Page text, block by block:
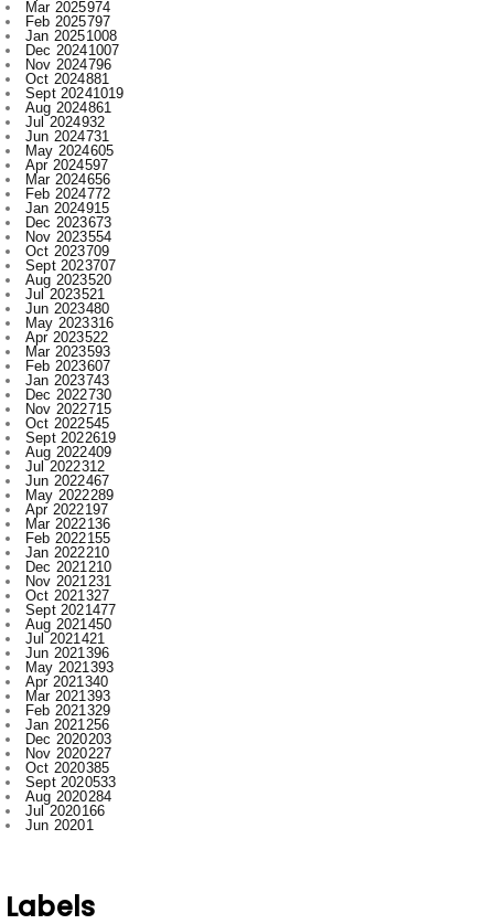
Oct 2024881
Sept 20241019
Aug 2024861
Jul 2024932
Jun 2024731
May 2024605
Apr 2024597
Mar 2024656
Feb 2024772
Jan 2024915
Dec 2023673
Nov 2023554
Oct 2023709
Sept 2023707
Aug 2023520
Jul 2023521
Jun 2023480
May 2023316
Apr 2023522
Mar 2023593
Feb 2023607
Jan 2023743
Dec 2022730
Nov 2022715
Oct 2022545
Sept 2022619
Aug 2022409
Jul 2022312
Jun 2022467
May 2022289
Apr 2022197
Mar 2022136
Feb 2022155
Jan 2022210
Dec 2021210
Nov 2021231
Oct 2021327
Sept 2021477
Aug 2021450
Jul 2021421
Jun 2021396
May 2021393
Apr 2021340
Mar 2021393
Feb 2021329
Jan 2021256
Dec 2020203
Nov 2020227
Oct 2020385
Sept 2020533
Aug 2020284
Jul 2020166
Jun 20201
Ambagarh
Ambagarh Chauki